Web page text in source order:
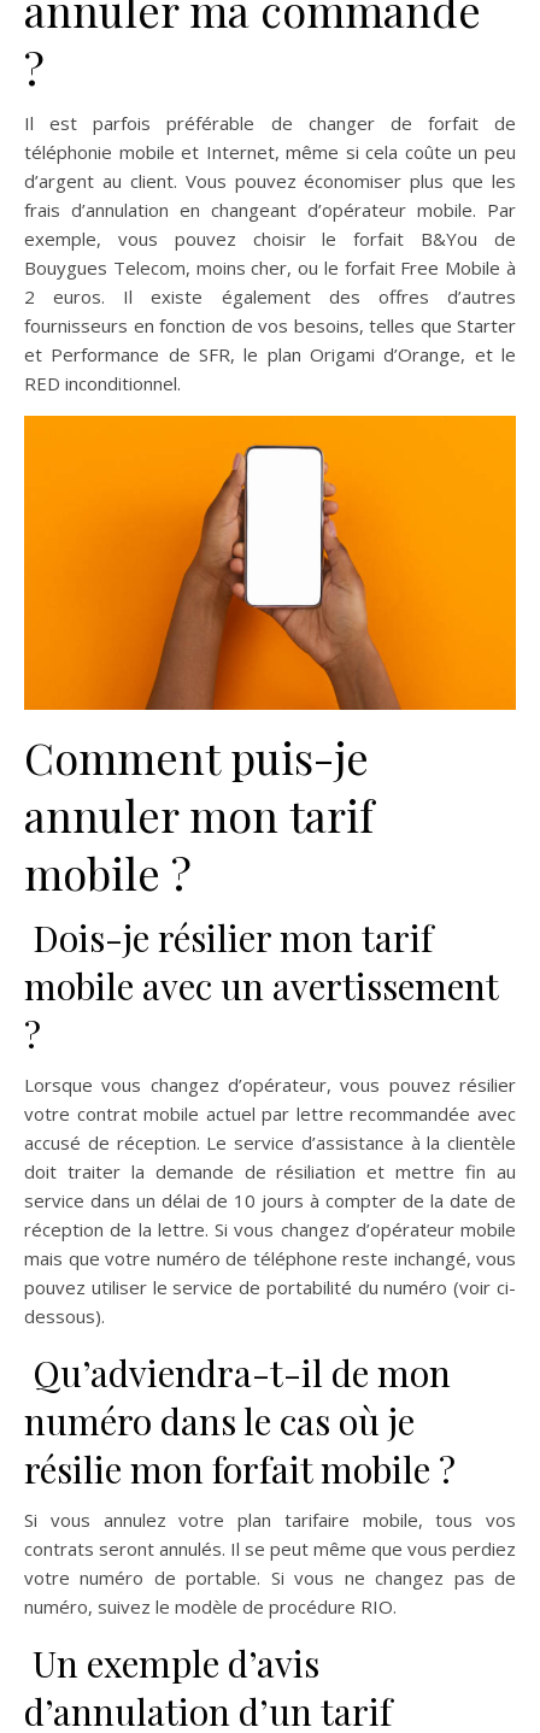
?
Il est parfois préférable de changer de forfait de
téléphonie mobile et Internet, même si cela coûte un peu
d’argent au client. Vous pouvez économiser plus que les
frais d’annulation en changeant d’opérateur mobile. Par
exemple, vous pouvez choisir le forfait B&You de
Bouygues Telecom, moins cher, ou le forfait Free Mobile à
2 euros. Il existe également des offres d’autres
fournisseurs en fonction de vos besoins, telles que Starter
et Performance de SFR, le plan Origami d’Orange, et le
RED inconditionnel.
Comment puis-je
annuler mon tarif
mobile ?
Dois-je résilier mon tarif
mobile avec un avertissement
?
Lorsque vous changez d’opérateur, vous pouvez résilier
votre contrat mobile actuel par lettre recommandée avec
accusé de réception. Le service d’assistance à la clientèle
doit traiter la demande de résiliation et mettre fin au
service dans un délai de 10 jours à compter de la date de
réception de la lettre. Si vous changez d’opérateur mobile
mais que votre numéro de téléphone reste inchangé, vous
pouvez utiliser le service de portabilité du numéro (voir ci-
dessous).
Qu’adviendra-t-il de mon
numéro dans le cas où je
résilie mon forfait mobile ?
Si vous annulez votre plan tarifaire mobile, tous vos
contrats seront annulés. Il se peut même que vous perdiez
votre numéro de portable. Si vous ne changez pas de
numéro, suivez le modèle de procédure RIO.
Un exemple d’avis
d’annulation d’un tarif